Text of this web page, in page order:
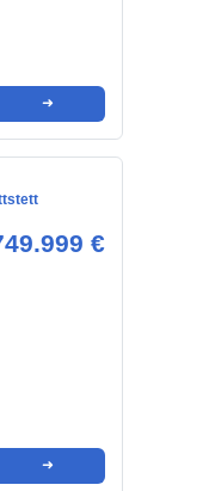
➜
€
➜